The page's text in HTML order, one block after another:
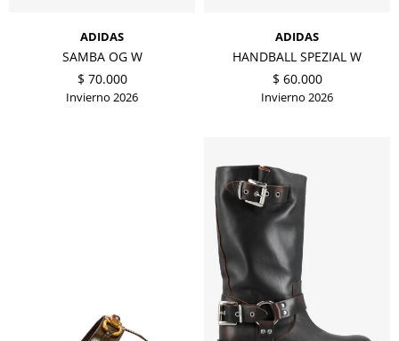
ADIDAS
SAMBA OG W
$ 70.000
Invierno 2026
ADIDAS
HANDBALL SPEZIAL W
$ 60.000
Invierno 2026